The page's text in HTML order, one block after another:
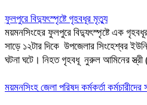
ফুলপুরে বিদ্যুৎস্পৃষ্টে গৃহবধূর মৃত্যু
ময়মনসিংহের ফুলপুরে বিদ্যুৎস্পৃষ্টে এক
সাড়ে ১২টার দিকে উপজেলার সিংহেশ্বর
ঘটনা ঘটে। নিহত গৃহবধূ নুরুল আমিনের
ময়মনসিংহ জেলা পরিষদ কর্মকর্তা